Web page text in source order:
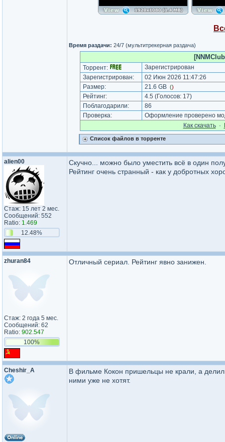
Время раздачи: 24/7 (мультитрекерная раздача)
Торрент:
Зарегистрирован
Зарегистрирован:
02 Июн 2026 11:47:26
Размер:
21.6 GB ()
Рейтинг: 4.5 (Голосов: 17)
Поблагодарили:
86
Проверка:
Оформление проверено
Как cкачать·
Список файлов в торренте
alien00
Стаж: 15 лет 2 мес.
Сообщений: 552
Ratio: 1.469
12.48%
Скучно... можно было уместить всё в один
Рейтинг очень странный - как у добротных
zhuran84
Стаж: 2 года 5 мес.
Сообщений: 62
Ratio: 902.547
100%
Отличный сериал. Рейтинг явно занижен.
Cheshir_A
В фильме Кокон пришельцы не крали, а
ними уже не хотят.